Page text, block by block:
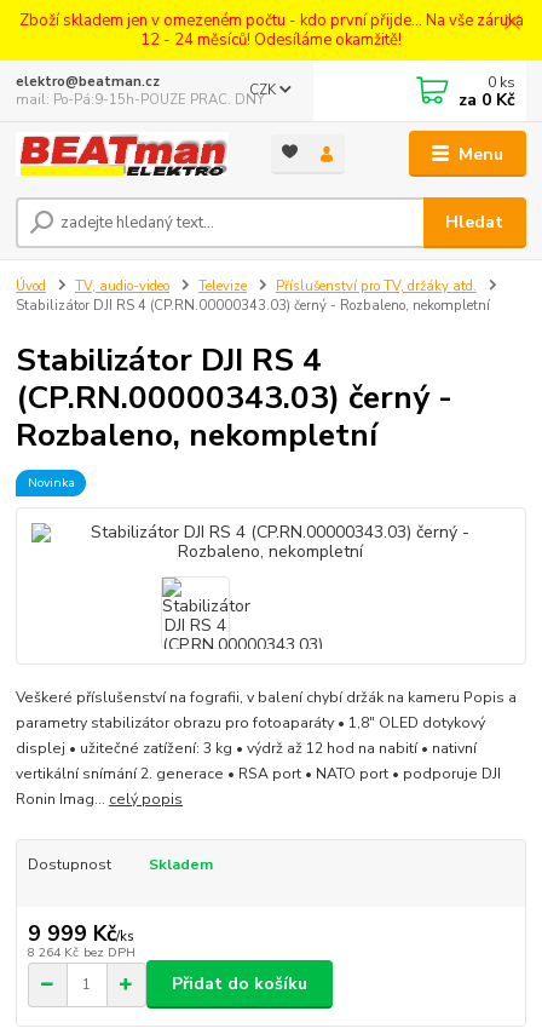
Zboží skladem jen v omezeném počtu - kdo první přijde... Na vše záruka
12 - 24 měsíců! Odesíláme okamžitě!
Menu
CZK
Hledat
elektro@beatman.cz
mail: Po-Pá:9-15h-POUZE PRAC. DNY
0 ks
za 0 Kč
Úvod TV, audio-video Televize
Příslušenství pro TV, držáky atd.
Stabilizátor DJI RS 4 (CP.RN.00000343.03) černý - Rozbaleno, nekompletní
Stabilizátor DJI RS 4
(CP.RN.00000343.03) černý -
Rozbaleno, nekompletní
Novinka
Veškeré příslušenství na fografii, v balení chybí držák na kameru Popis a
parametry stabilizátor obrazu pro fotoaparáty • 1,8" OLED dotykový
displej • užitečné zatížení: 3 kg • výdrž až 12 hod na nabití • nativní
vertikální snímání 2. generace • RSA port • NATO port • podporuje DJI
Ronin Imag... celý popis
Dostupnost Skladem
9 999 Kč/ks
8 264 Kč bez DPH
Přidat do košíku